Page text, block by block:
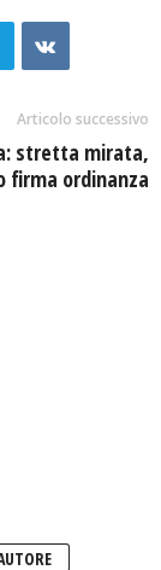
Articolo successivo
stretta mirata,
firma ordinanza